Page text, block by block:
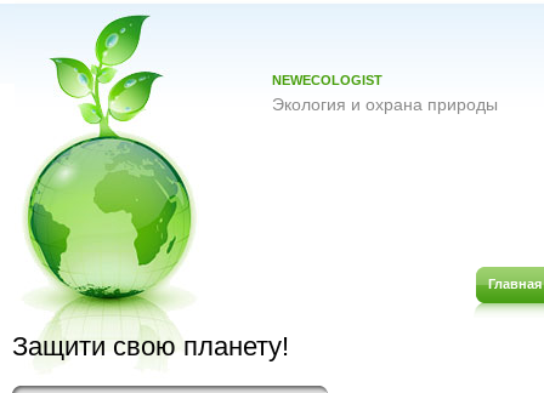
NEWECOLOGIST
Экология и охрана природы
Главная
Защити свою планету!